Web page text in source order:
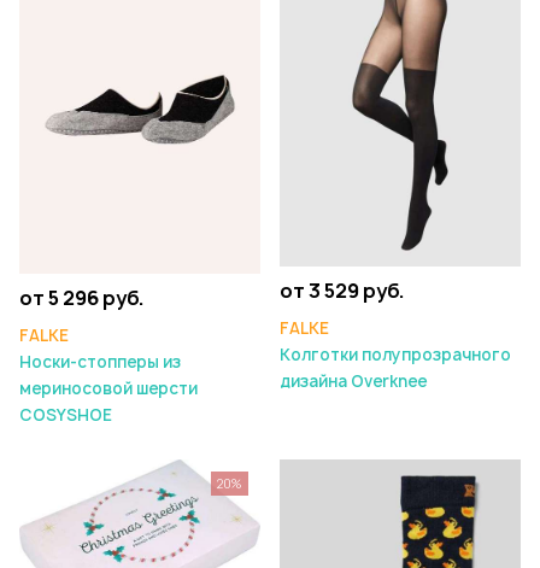
от 5 296 руб.
FALKE
Носки-стопперы из
мериносовой шерсти
COSYSHOE
от 3 529 руб.
FALKE
Колготки полупрозрачного
дизайна Overknee
20%